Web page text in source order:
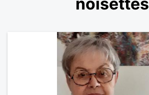
noisettes